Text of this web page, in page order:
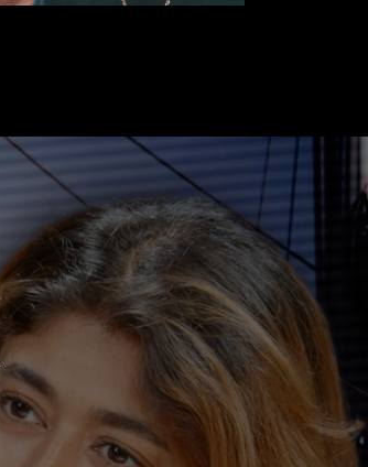
Qui sommes-nous ?